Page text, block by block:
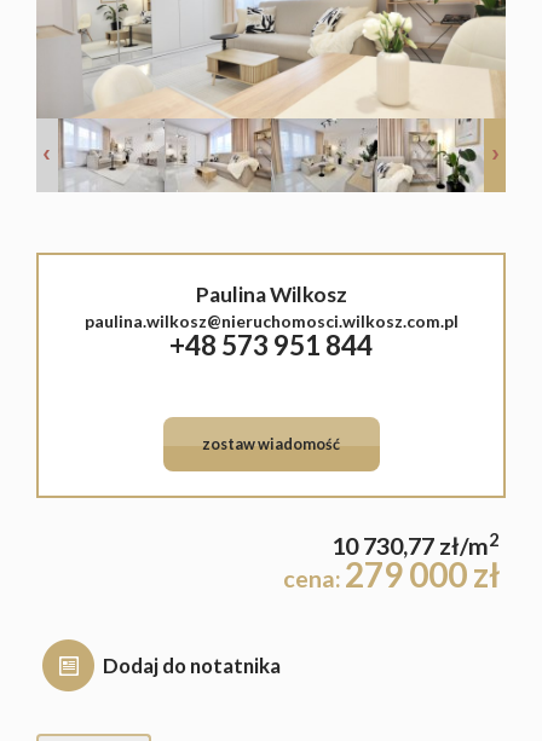
Hale
Obiekty
Hale
Paulina Wilkosz
paulina.wilkosz@nieruchomosci.wilkosz.com.pl
+48 573 951 844
zostaw wiadomość
10 730,77 zł/m2
cena: 279 000 zł
Dodaj do notatnika